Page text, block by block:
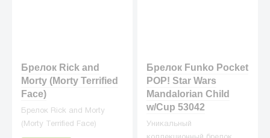
Брелок Rick and
Morty (Morty Terrified
Face)
Брелок Rick and Morty
(Morty Terrified Face)
Брелок Funko Pocket
POP! Star Wars
Mandalorian Child
w/Cup 53042
Уникальный